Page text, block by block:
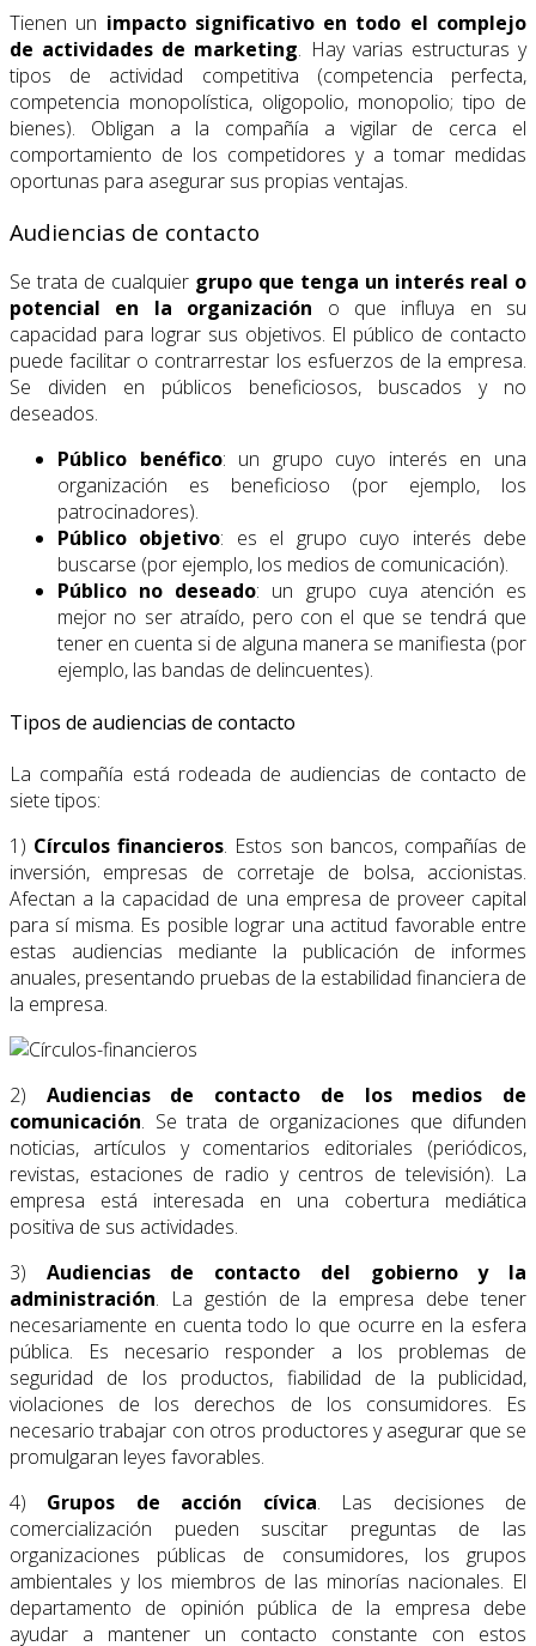
Tienen un impacto significativo en todo el complejo
de actividades de marketing. Hay varias estructuras y
tipos de actividad competitiva (competencia perfecta,
competencia monopolística, oligopolio, monopolio; tipo de
bienes). Obligan a la compañía a vigilar de cerca el
comportamiento de los competidores y a tomar medidas
oportunas para asegurar sus propias ventajas.
Audiencias de contacto
Se trata de cualquier grupo que tenga un interés real o
potencial en la organización o que influya en su
capacidad para lograr sus objetivos. El público de contacto
puede facilitar o contrarrestar los esfuerzos de la empresa.
Se dividen en públicos beneficiosos, buscados y no
deseados.
Público benéfico: un grupo cuyo interés en una
organización es beneficioso (por ejemplo, los
patrocinadores).
Público objetivo: es el grupo cuyo interés debe
buscarse (por ejemplo, los medios de comunicación).
Público no deseado: un grupo cuya atención es
mejor no ser atraído, pero con el que se tendrá que
tener en cuenta si de alguna manera se manifiesta (por
ejemplo, las bandas de delincuentes).
Tipos de audiencias de contacto
La compañía está rodeada de audiencias de contacto de
siete tipos:
1) Círculos financieros. Estos son bancos, compañías de
inversión, empresas de corretaje de bolsa, accionistas.
Afectan a la capacidad de una empresa de proveer capital
para sí misma. Es posible lograr una actitud favorable entre
estas audiencias mediante la publicación de informes
anuales, presentando pruebas de la estabilidad financiera de
la empresa.
2) Audiencias de contacto de los medios de
comunicación. Se trata de organizaciones que difunden
noticias, artículos y comentarios editoriales (periódicos,
revistas, estaciones de radio y centros de televisión). La
empresa está interesada en una cobertura mediática
positiva de sus actividades.
3) Audiencias de contacto del gobierno y la
administración. La gestión de la empresa debe tener
necesariamente en cuenta todo lo que ocurre en la esfera
pública. Es necesario responder a los problemas de
seguridad de los productos, fiabilidad de la publicidad,
violaciones de los derechos de los consumidores. Es
necesario trabajar con otros productores y asegurar que se
promulgaran leyes favorables.
4) Grupos de acción cívica. Las decisiones de
comercialización pueden suscitar preguntas de las
organizaciones públicas de consumidores, los grupos
ambientales y los miembros de las minorías nacionales. El
departamento de opinión pública de la empresa debe
ayudar a mantener un contacto constante con estos